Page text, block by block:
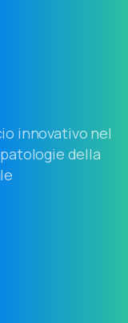
innovativo nel
della